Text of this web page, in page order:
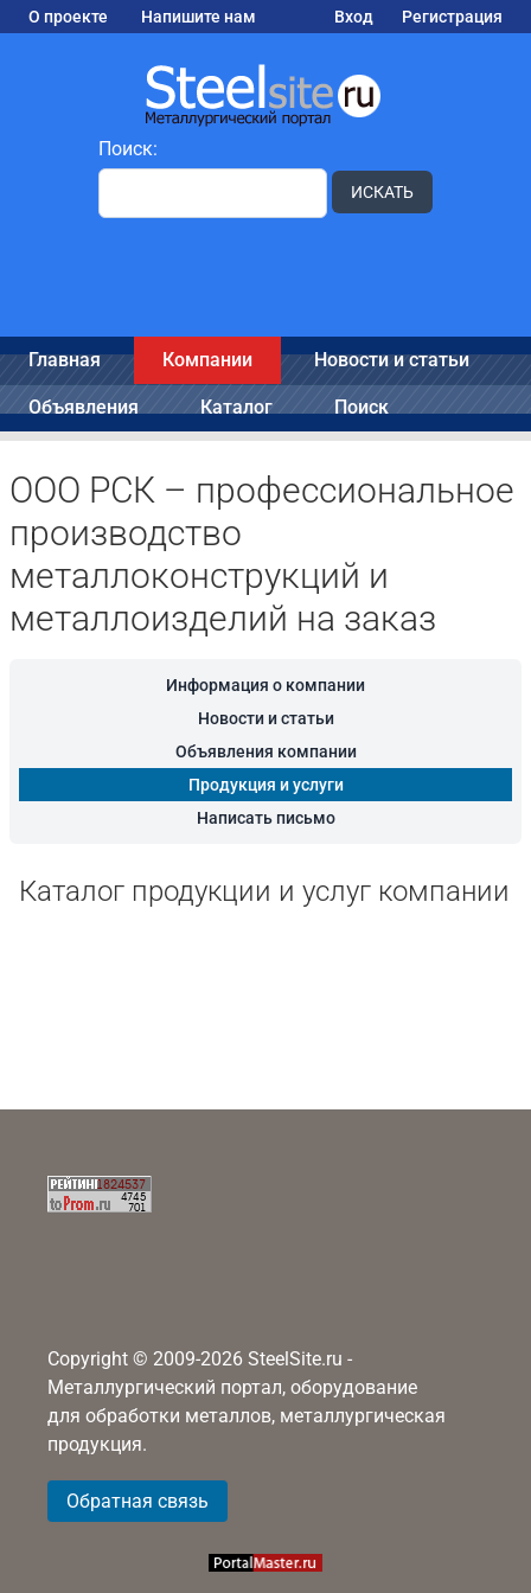
О проекте Напишите нам Вход Регистрация
Поиск:
ИСКАТЬ
Главная Компании Новости и статьи
Объявления Каталог Поиск
ООО РСК – профессиональное
производство
металлоконструкций и
металлоизделий на заказ
Информация о компании
Новости и статьи
Объявления компании
Продукция и услуги
Написать письмо
Каталог продукции и услуг компании
Copyright © 2009-2026 SteelSite.ru -
Металлургический портал, оборудование
для обработки металлов, металлургическая
продукция.
Обратная связь